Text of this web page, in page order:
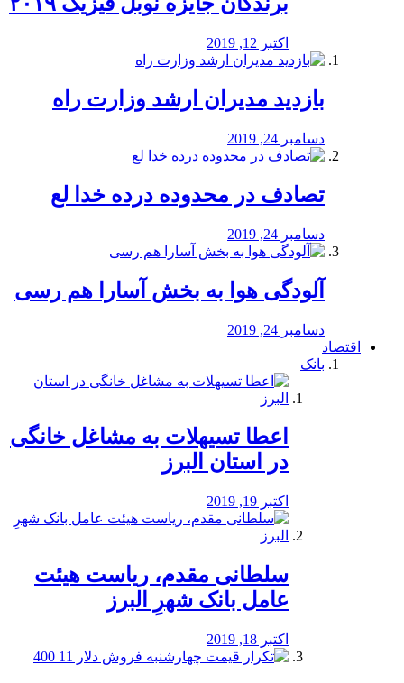
اکتبر 12, 2019
بازدید مدیران ارشد وزارت راه
دسامبر 24, 2019
تصادف در محدوده درده خدا لع
دسامبر 24, 2019
آلودگی هوا به بخش آسارا هم رسی
دسامبر 24, 2019
اقتصاد
بانک
️اعطا تسیهلات به مشاغل خانگی
در استان البرز
اکتبر 19, 2019
سلطانی مقدم، ریاست هیئت
عامل بانک شهرِ البرز
اکتبر 18, 2019